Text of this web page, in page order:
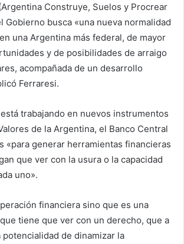
Construye, Suelos y Procrear
Gobierno busca «una nueva normalidad
una Argentina más federal, de mayor
y de posibilidades de arraigo
acompañada de un desarrollo
Ferraresi.
trabajando en nuevos instrumentos
de la Argentina, el Banco Central
«para generar herramientas financieras
que ver con la usura o la capacidad
uno».
financiera sino que es una
tiene que ver con un derecho, que a
potencialidad de dinamizar la